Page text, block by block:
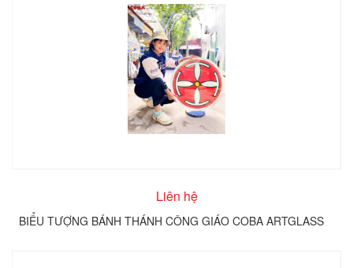
Liên hệ
BIỂU TƯỢNG BÁNH THÁNH CÔNG GIÁO COBA ARTGLASS